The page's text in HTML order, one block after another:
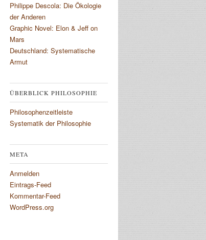
Philippe Descola: Die Ökologie
der Anderen
Graphic Novel: Elon & Jeff on
Mars
Deutschland: Systematische
Armut
ÜBERBLICK PHILOSOPHIE
Philosophenzeitleiste
Systematik der Philosophie
META
Anmelden
Eintrags-Feed
Kommentar-Feed
WordPress.org